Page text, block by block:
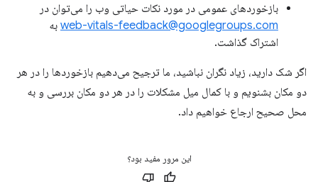
بازخوردهای عمومی در مورد نکات حیاتی وب را می‌توان در
web-vitals-feedback@googlegroups.com به
اشتراک گذاشت.
اگر شک دارید، زیاد نگران نباشید، ما ترجیح می‌دهیم بازخوردها را در هر
دو مکان بشنویم و با کمال میل مشکلات را در هر دو مکان بررسی و به
محل صحیح ارجاع خواهیم داد.
این مرور مفید بود؟